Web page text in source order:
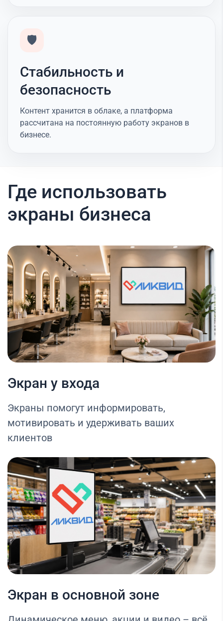
🛡️
Стабильность и
безопасность
Контент хранится в облаке, а платформа
рассчитана на постоянную работу экранов в
бизнесе.
Где использовать
экраны бизнеса
Экран у входа
Экраны помогут информировать,
мотивировать и удерживать ваших
клиентов
Экран в основной зоне